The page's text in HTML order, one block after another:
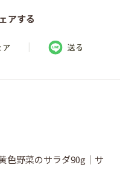
アする
ア | 送る
色野菜のサラダ90g｜サ